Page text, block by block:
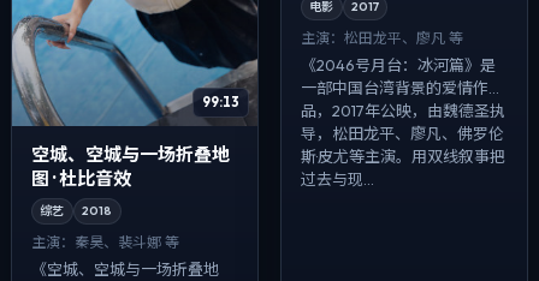
99:13
空城、空城与一场折叠地
图 · 杜比音效
综艺 2018
主演： 秦昊、裴斗娜 等
《空城、空城与一场折叠地
电影 2017
主演： 松田龙平、廖凡 等
《2046号月台：冰河篇》是
一部中国台湾背景的爱情作
品，2017年公映，由魏德圣执
导，松田龙平、廖凡、佛罗伦
斯·皮尤等主演。用双线叙事把
过去与现...